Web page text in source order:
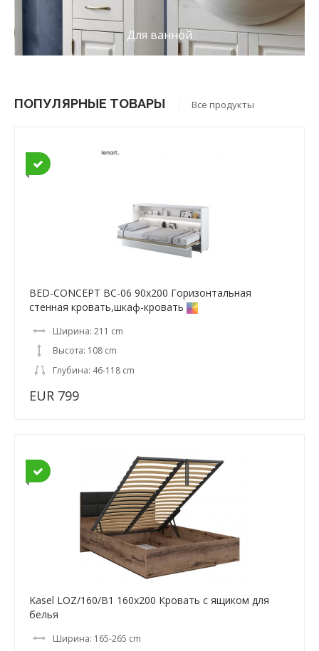
Для ванной
ПОПУЛЯРНЫЕ ТОВАРЫ Все продукты
BED-CONCEPT BC-06 90x200 Горизонтальная
cтенная кровать,шкаф-кровать
Ширина: 211 cm
Высота: 108 cm
Глубина: 46-118 cm
EUR 799
Kasel LOZ/160/B1 160x200 Кровать с ящиком для
белья
Ширина: 165-265 cm